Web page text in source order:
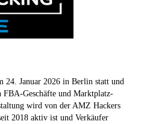
Januar 2026 in Berlin statt und
FBA-Geschäfte und Marktplatz-
wird von der AMZ Hackers
2018 aktiv ist und Verkäufer